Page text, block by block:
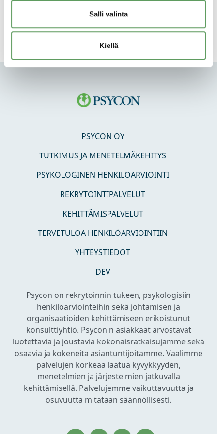
Salli valinta
Kiellä
PSYCON OY
TUTKIMUS JA MENETELMÄKEHITYS
PSYKOLOGINEN HENKILÖARVIOINTI
REKRYTOINTIPALVELUT
KEHITTÄMISPALVELUT
TERVETULOA HENKILÖARVIOINTIIN
YHTEYSTIEDOT
DEV
Psycon on rekrytoinnin tukeen, psykologisiin
henkilöarviointeihin sekä johtamisen ja
organisaatioiden kehittämiseen erikoistunut
konsulttiyhtiö. Psyconin asiakkaat arvostavat
luotettavia ja joustavia kokonaisratkaisujamme sekä
osaavia ja kokeneita asiantuntijoitamme. Vaalimme
palvelujen korkeaa laatua kyvykkyyden,
menetelmien ja järjestelmien jatkuvalla
kehittämisellä. Palvelujemme vaikuttavuutta ja
osuvuutta mitataan säännöllisesti.